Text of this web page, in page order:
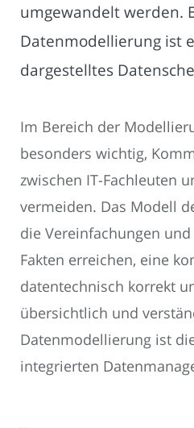
umgewandelt werden.
Datenmodellierung ist
dargestelltes
Im Bereich der
besonders wichtig,
zwischen IT-Fachleuten
vermeiden. Das Modell
die Vereinfachungen
Fakten erreichen, eine
datentechnisch korrekt
übersichtlich und
Datenmodellierung ist
integrierten